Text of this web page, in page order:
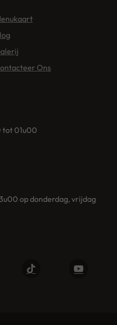
Ons
tot 01u00
op donderdag, vrijdag